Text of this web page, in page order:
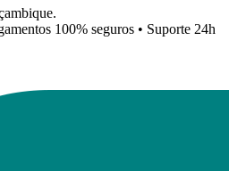
100% seguros • Suporte 24h